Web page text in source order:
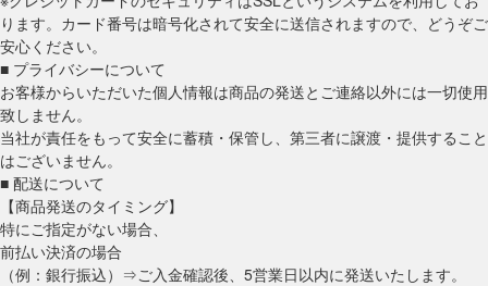
ります。カード番号は暗号化されて安全に送信されますので、どうぞご
安心ください。
■ プライバシーについて
お客様からいただいた個人情報は商品の発送とご連絡以外には一切使用
致しません。
当社が責任をもって安全に蓄積・保管し、第三者に譲渡・提供すること
はございません。
■ 配送について
【商品発送のタイミング】
特にご指定がない場合、
前払い決済の場合
（例：銀行振込）⇒ご入金確認後、5営業日以内に発送いたします。